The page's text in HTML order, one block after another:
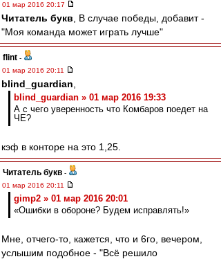
01 мар 2016 20:17
Читатель букв , В случае победы, добавит -
"Моя команда может играть лучше"
flint -
01 мар 2016 20:11
blind_guardian
blind_guardian » 01 мар 2016 19:33
А с чего уверенность что Комбаров поедет на
ЧЕ?
кэф в конторе на это 1,25.
Читатель букв -
01 мар 2016 20:11
gimp2 » 01 мар 2016 20:01
«Ошибки в обороне? Будем исправлять!»
Мне, отчего-то, кажется, что и 6го, вечером,
услышим подобное - "Всё решило